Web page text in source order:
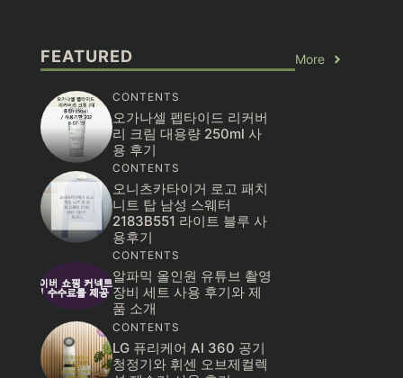
FEATURED More
CONTENTS
오가나셀 펩타이드 리커버
리 크림 대용량 250ml 사
용 후기
CONTENTS
오니츠카타이거 로고 패치
니트 탑 남성 스웨터
2183B551 라이트 블루 사
용후기
CONTENTS
알파믹 올인원 유튜브 촬영
장비 세트 사용 후기와 제
품 소개
CONTENTS
LG 퓨리케어 AI 360 공기
청정기와 휘센 오브제컬렉